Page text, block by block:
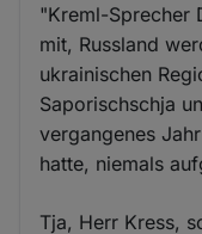
"Kreml-Sprecher
mit, Russland
ukrainischen
Saporischschja
vergangenes
hatte, niemals
Tja, Herr Kress,